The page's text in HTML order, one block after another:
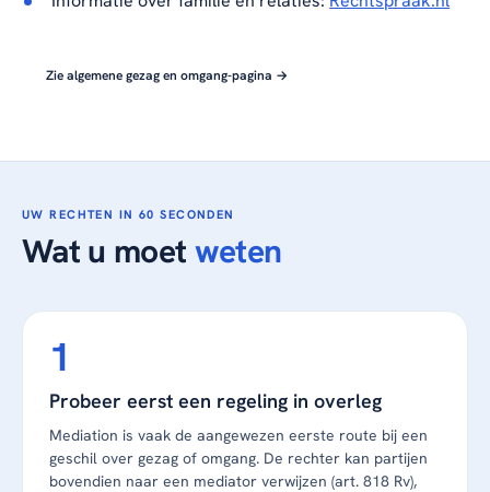
Zie algemene gezag en omgang-pagina →
UW RECHTEN IN 60 SECONDEN
Wat u moet weten
Probeer eerst een regeling in overleg
Mediation is vaak de aangewezen eerste route bij een
geschil over gezag of omgang. De rechter kan partijen
bovendien naar een mediator verwijzen (art. 818 Rv),